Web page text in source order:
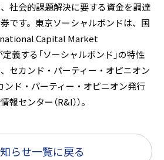
社会的課題解決に要する資金を調達
です。東京ソーシャルボンドは、国
Capital Market
義する「ソーシャルボンド」の特性
セカンド・パーティー・オピニオン
ンド・パーティー・オピニオン発行
センター（R&I））。
らせ一覧に戻る